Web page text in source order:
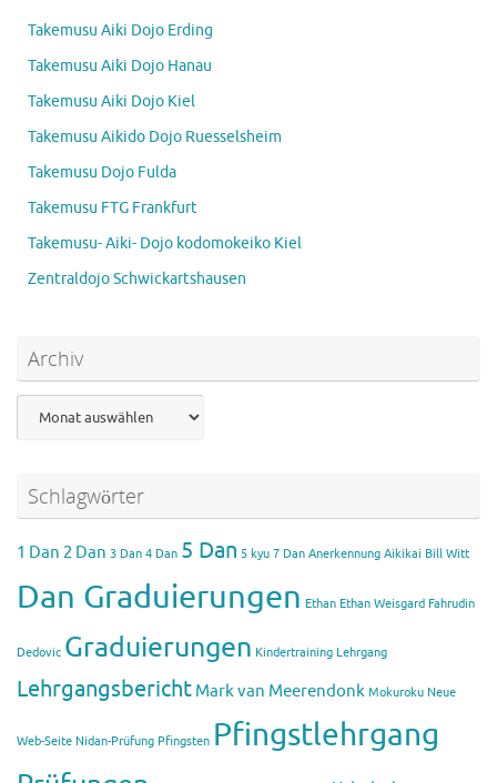
Takemusu Aiki Dojo Erding
Takemusu Aiki Dojo Hanau
Takemusu Aiki Dojo Kiel
Takemusu Aikido Dojo Ruesselsheim
Takemusu Dojo Fulda
Takemusu FTG Frankfurt
Takemusu- Aiki- Dojo kodomokeiko Kiel
Zentraldojo Schwickartshausen
Archiv
Schlagwörter
1 Dan 2 Dan 3 Dan 4 Dan 5 Dan 5 kyu 7 Dan Anerkennung Aikikai Bill Witt
Dan Graduierungen Ethan Ethan Weisgard Fahrudin
Dedovic Graduierungen Kindertraining Lehrgang
Lehrgangsbericht Mark van Meerendonk Mokuroku Neue
Web-Seite Nidan-Prüfung Pfingsten Pfingstlehrgang